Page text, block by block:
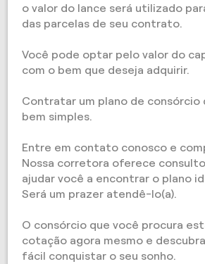
o valor do lance será utilizado
das parcelas de seu contrato.
Você pode optar pelo valor do
com o bem que deseja adquirir.
Contratar um plano de consórcio
bem simples.
Entre em contato conosco e
Nossa corretora oferece
ajudar você a encontrar o plano
Será um prazer atendê-lo(a).
O consórcio que você procura
cotação agora mesmo e
fácil conquistar o seu sonho.